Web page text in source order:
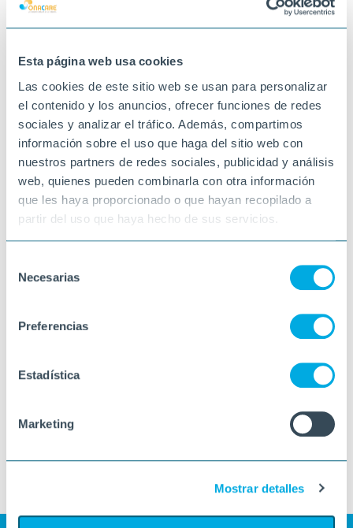
Esta página web usa cookies
Las cookies de este sitio web se usan para personalizar
el contenido y los anuncios, ofrecer funciones de redes
sociales y analizar el tráfico. Además, compartimos
información sobre el uso que haga del sitio web con
nuestros partners de redes sociales, publicidad y análisis
web, quienes pueden combinarla con otra información
que les haya proporcionado o que hayan recopilado a
partir del uso que haya hecho de sus servicios.
Necesarias
Preferencias
Estadística
Marketing
Mostrar detalles